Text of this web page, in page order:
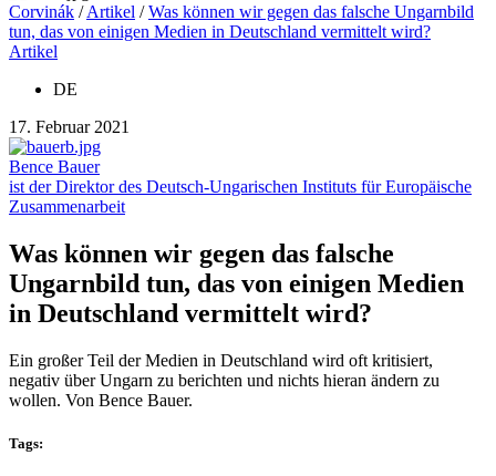
Corvinák /Artikel /Was können wir gegen das falsche Ungarnbild
tun, das von einigen Medien in Deutschland vermittelt wird?
Artikel
DE
17. Februar 2021
Bence Bauer
ist der Direktor des Deutsch-Ungarischen Instituts für Europäische
Zusammenarbeit
Was können wir gegen das falsche
Ungarnbild tun, das von einigen Medien
in Deutschland vermittelt wird?
Ein großer Teil der Medien in Deutschland wird oft kritisiert,
negativ über Ungarn zu berichten und nichts hieran ändern zu
wollen. Von Bence Bauer.
Tags: